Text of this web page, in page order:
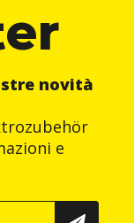
novità
e